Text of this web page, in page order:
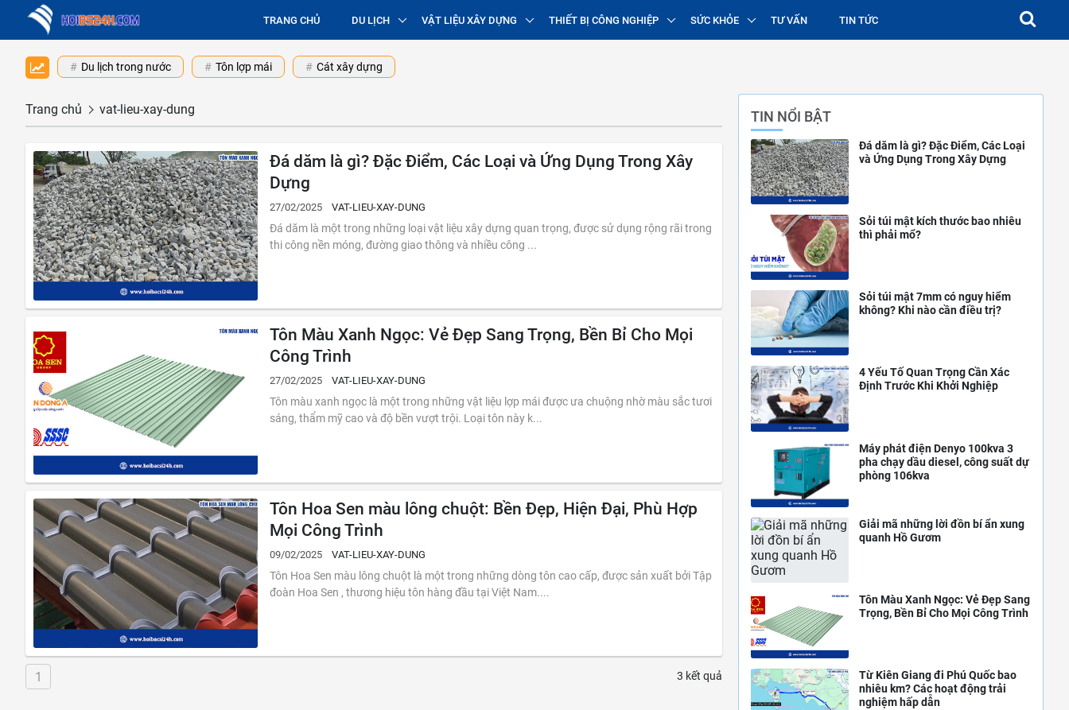
TRANG CHỦ DU LỊCH VẬT LIỆU XÂY DỰNG THIẾT BỊ CÔNG NGHIỆP SỨC KHỎE TƯ VẤN TIN TỨC
Du lịch trong nước Tôn lợp mái Cát xây dựng
Trang chủ vat-lieu-xay-dung
Đá dăm là gì? Đặc Điểm, Các Loại và Ứng Dụng Trong Xây
Dựng
27/02/2025 VAT-LIEU-XAY-DUNG
Đá dăm là một trong những loại vật liệu xây dựng quan trọng, được sử dụng rộng rãi trong
thi công nền móng, đường giao thông và nhiều công ...
Tôn Màu Xanh Ngọc: Vẻ Đẹp Sang Trọng, Bền Bỉ Cho Mọi
Công Trình
27/02/2025 VAT-LIEU-XAY-DUNG
Tôn màu xanh ngọc là một trong những vật liệu lợp mái được ưa chuộng nhờ màu sắc tươi
sáng, thẩm mỹ cao và độ bền vượt trội. Loại tôn này k...
Tôn Hoa Sen màu lông chuột: Bền Đẹp, Hiện Đại, Phù Hợp
Mọi Công Trình
09/02/2025 VAT-LIEU-XAY-DUNG
Tôn Hoa Sen màu lông chuột là một trong những dòng tôn cao cấp, được sản xuất bởi Tập
đoàn Hoa Sen , thương hiệu tôn hàng đầu tại Việt Nam....
1 3 kết quả
TIN NỔI BẬT
Đá dăm là gì? Đặc Điểm, Các Loại
và Ứng Dụng Trong Xây Dựng
Sỏi túi mật kích thước bao nhiêu
thì phải mổ?
Sỏi túi mật 7mm có nguy hiểm
không? Khi nào cần điều trị?
4 Yếu Tố Quan Trọng Cần Xác
Định Trước Khi Khởi Nghiệp
Máy phát điện Denyo 100kva 3
pha chạy dầu diesel, công suất dự
phòng 106kva
Giải mã những lời đồn bí ẩn xung
quanh Hồ Gươm
Tôn Màu Xanh Ngọc: Vẻ Đẹp Sang
Trọng, Bền Bỉ Cho Mọi Công Trình
Từ Kiên Giang đi Phú Quốc bao
nhiêu km? Các hoạt động trải
nghiệm hấp dẫn